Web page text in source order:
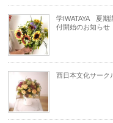
学IWATAYA 夏期
付開始のお知らせ
西日本文化サー